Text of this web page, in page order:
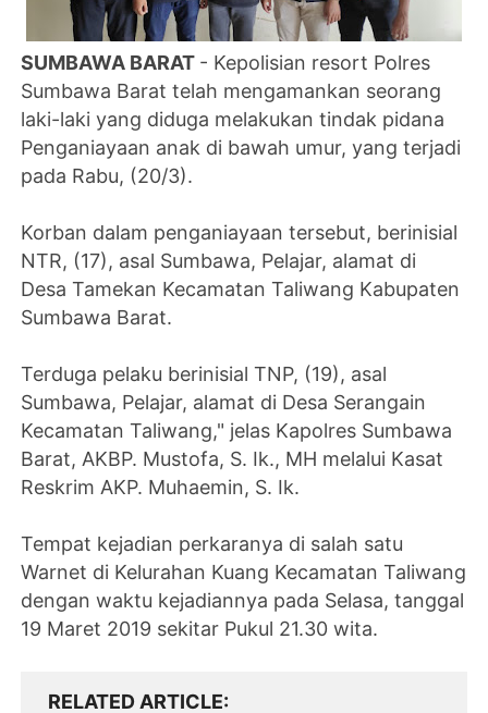
SUMBAWA BARAT - Kepolisian resort Polres
Sumbawa Barat telah mengamankan seorang
laki-laki yang diduga melakukan tindak pidana
Penganiayaan anak di bawah umur, yang terjadi
pada Rabu, (20/3).
Korban dalam penganiayaan tersebut, berinisial
NTR, (17), asal Sumbawa, Pelajar, alamat di
Desa Tamekan Kecamatan Taliwang Kabupaten
Sumbawa Barat.
Terduga pelaku berinisial TNP, (19), asal
Sumbawa, Pelajar, alamat di Desa Serangain
Kecamatan Taliwang," jelas Kapolres Sumbawa
Barat, AKBP. Mustofa, S. Ik., MH melalui Kasat
Reskrim AKP. Muhaemin, S. Ik.
Tempat kejadian perkaranya di salah satu
Warnet di Kelurahan Kuang Kecamatan Taliwang
dengan waktu kejadiannya pada Selasa, tanggal
19 Maret 2019 sekitar Pukul 21.30 wita.
RELATED ARTICLE